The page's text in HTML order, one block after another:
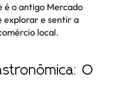
é o antigo Mercado
explorar e sentir a
local.
O